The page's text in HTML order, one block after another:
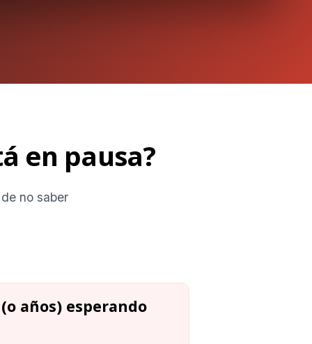
en pausa?
no saber
años) esperando